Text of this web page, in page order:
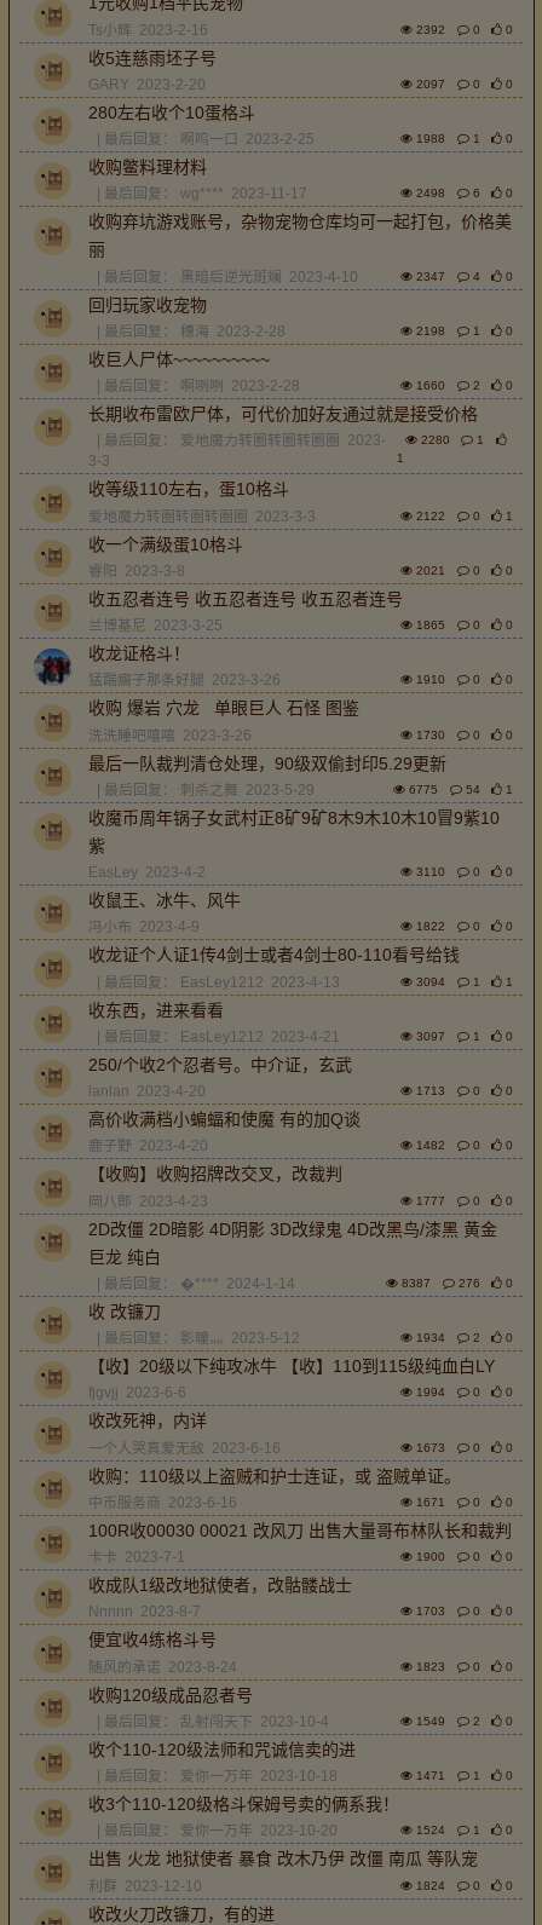
Ts小辉 2023-2-16 2392 0 0
收5连慈雨坯子号
GARY 2023-2-20 2097 0 0
280左右收个10蛋格斗
| 最后回复： 啊呜一口 2023-2-25 1988 1 0
收购鳖料理材料
| 最后回复： wg**** 2023-11-17 2498 6 0
收购弃坑游戏账号，杂物宠物仓库均可一起打包，价格美
丽
| 最后回复： 黑暗后逆光斑斓 2023-4-10 2347 4 0
回归玩家收宠物
| 最后回复： 穗海 2023-2-28 2198 1 0
收巨人尸体~~~~~~~~~~
| 最后回复： 啊咧咧 2023-2-28 1660 2 0
长期收布雷欧尸体，可代价加好友通过就是接受价格
| 最后回复： 爱地魔力转圈转圈转圈圈
2023-
3-3
2280
1
1
收等级110左右，蛋10格斗
爱地魔力转圈转圈转圈圈 2023-3-3 2122 0 1
收一个满级蛋10格斗
睿阳 2023-3-8 2021 0 0
收五忍者连号 收五忍者连号 收五忍者连号
兰博基尼 2023-3-25 1865 0 0
收龙证格斗！
猛踹瘸子那条好腿 2023-3-26 1910 0 0
收购 爆岩 穴龙 单眼巨人 石怪 图鉴
洗洗睡吧嘻嘻 2023-3-26 1730 0 0
最后一队裁判清仓处理，90级双偷封印5.29更新
| 最后回复： 刺杀之舞 2023-5-29 6775 54 1
收魔币周年锅子女武村正8矿9矿8木9木10木10冒9紫10
紫
EasLey 2023-4-2 3110 0 0
收鼠王、冰牛、风牛
冯小布 2023-4-9 1822 0 0
收龙证个人证1传4剑士或者4剑士80-110看号给钱
| 最后回复： EasLey1212 2023-4-13 3094 1 1
收东西，进来看看
| 最后回复： EasLey1212 2023-4-21 3097 1 0
250/个收2个忍者号。中介证，玄武
lanlan 2023-4-20 1713 0 0
高价收满档小蝙蝠和使魔 有的加Q谈
鹿子野 2023-4-20 1482 0 0
【收购】收购招牌改交叉，改裁判
岡八郎 2023-4-23 1777 0 0
2D改僵 2D暗影 4D阴影 3D改绿鬼 4D改黑鸟/漆黑 黄金
巨龙 纯白
| 最后回复： �**** 2024-1-14 8387 276 0
收 改镰刀
| 最后回复： 影瞳灬 2023-5-12 1934 2 0
【收】20级以下纯攻冰牛 【收】110到115级纯血白LY
fjgvjj 2023-6-6 1994 0 0
收改死神，内详
一个人哭真爱无敌 2023-6-16 1673 0 0
收购：110级以上盗贼和护士连证，或 盗贼单证。
中币服务商 2023-6-16 1671 0 0
100R收00030 00021 改风刀 出售大量哥布林队长和裁判
卡卡 2023-7-1 1900 0 0
收成队1级改地狱使者，改骷髅战士
Nnnnn 2023-8-7 1703 0 0
便宜收4练格斗号
随风的承诺 2023-8-24 1823 0 0
收购120级成品忍者号
| 最后回复： 乱射闯天下 2023-10-4 1549 2 0
收个110-120级法师和咒诚信卖的进
| 最后回复： 爱你一万年 2023-10-18 1471 1 0
收3个110-120级格斗保姆号卖的俩系我！
| 最后回复： 爱你一万年 2023-10-20 1524 1 0
出售 火龙 地狱使者 暴食 改木乃伊 改僵 南瓜 等队宠
利群 2023-12-10 1824 0 0
收改火刀改镰刀，有的进